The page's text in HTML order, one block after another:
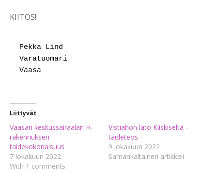
KIITOS!
Pekka Lind
Varatuomari
Vaasa
Liittyvät
Vaasan keskussairaalan H-
rakennuksen
taidekokonaisuus
7 lokakuun 2022
With 1 comments
Vistiahon lato Kiiskiseltä -
taideteos
9 lokakuun 2022
Samankaltainen artikkeli